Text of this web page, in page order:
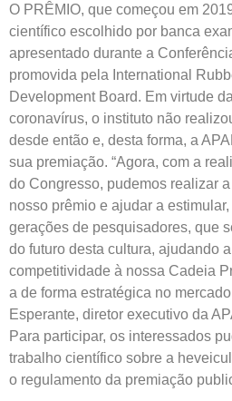
O PRÊMIO, que começou em
científico escolhido por banca
apresentado durante a
promovida pela International
Development Board. Em virtude
coronavírus, o instituto não
desde então e, desta forma, a
sua premiação. “Agora, com a
do Congresso, pudemos realizar
nosso prêmio e ajudar a
gerações de pesquisadores, que
do futuro desta cultura, ajudando
competitividade à nossa Cadeia
a de forma estratégica no
Esperante, diretor executivo da
Para participar, os interessados
trabalho científico sobre a
o regulamento da premiação